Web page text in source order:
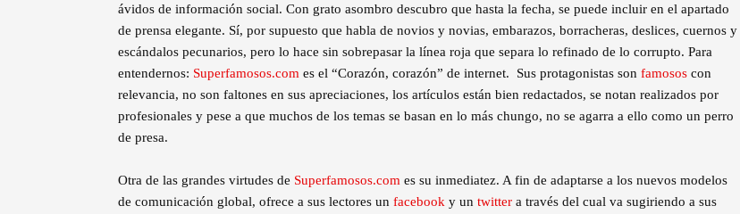
ávidos de información social. Con grato asombro descubro que hasta la fecha, se puede incluir en el apartado
de prensa elegante. Sí, por supuesto que habla de novios y novias, embarazos, borracheras, deslices, cuernos y
escándalos pecunarios, pero lo hace sin sobrepasar la línea roja que separa lo refinado de lo corrupto. Para
entendernos: Superfamosos.com es el “Corazón, corazón” de internet. Sus protagonistas son famosos con
relevancia, no son faltones en sus apreciaciones, los artículos están bien redactados, se notan realizados por
profesionales y pese a que muchos de los temas se basan en lo más chungo, no se agarra a ello como un perro
de presa.
Otra de las grandes virtudes de Superfamosos.com es su inmediatez. A fin de adaptarse a los nuevos modelos
de comunicación global, ofrece a sus lectores un facebook y un twitter a través del cual va sugiriendo a sus